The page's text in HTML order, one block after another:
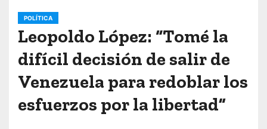
POLÍTICA
Leopoldo López: “Tomé la
difícil decisión de salir de
Venezuela para redoblar los
esfuerzos por la libertad”